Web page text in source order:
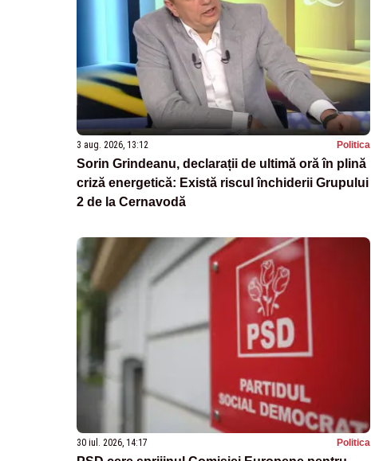
3 aug. 2026, 13:12 Politica
Sorin Grindeanu, declarații de ultimă oră în plină
criză energetică: Există riscul închiderii Grupului
2 de la Cernavodă
30 iul. 2026, 14:17 Politica